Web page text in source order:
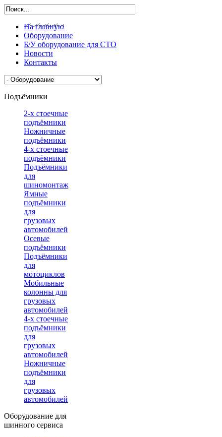
На главную
Оборудование
Б/У оборудование для СТО
Новости
Контакты
Подъёмники
2-х стоечные
подъёмники
Ножничные
подъёмники
4-х стоечные
подъёмники
Подъёмники
для
шиномонтажа
Ямные
подъёмники
для
грузовых
автомобилей
Осевые
подъёмники
Подъёмники
для
мотоциклов
Мобильные
колонны для
грузовых
автомобилей
4-х стоечные
подъёмники
для
грузовых
автомобилей
Ножничные
подъёмники
для
грузовых
автомобилей
Оборудование для
шинного сервиса